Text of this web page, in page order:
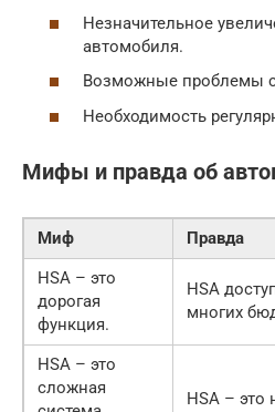
Незначительное
автомобиля.
Возможные проблемы с
Необходимость
Мифы и правда об
Миф
Правда
HSA – это
дорогая
функция.
HSA
многих
HSA – это
сложная
HSA – это